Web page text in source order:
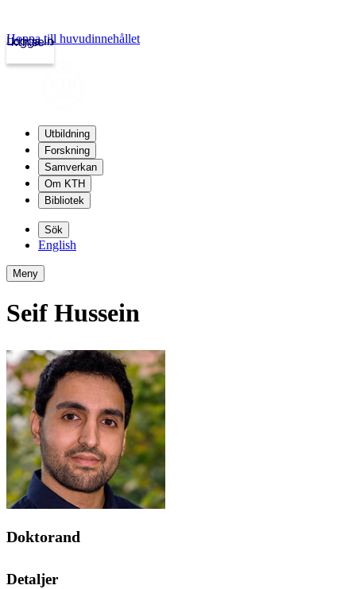
kth.se
Logga in
Hoppa till huvudinnehållet
Utbildning
Forskning
Samverkan
Om KTH
Bibliotek
Sök
English
Meny
Seif Hussein
Doktorand
Detaljer